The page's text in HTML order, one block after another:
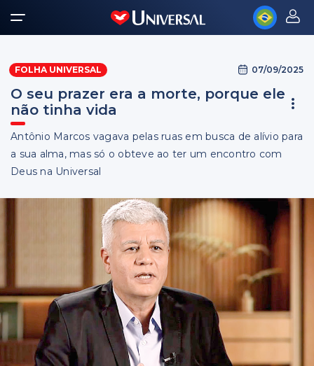
FOLHA UNIVERSAL 07/09/2025
O seu prazer era a morte, porque ele
não tinha vida
Antônio Marcos vagava pelas ruas em busca de alívio para
a sua alma, mas só o obteve ao ter um encontro com
Deus na Universal